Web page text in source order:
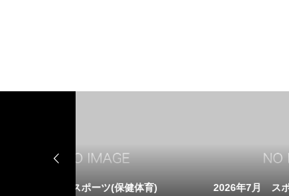
2026年7月 スポーツ(保健体育)